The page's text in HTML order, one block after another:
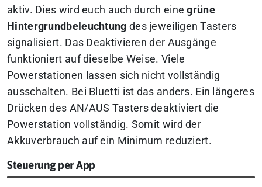
aktiv. Dies wird euch auch durch einegrüne
Hintergrundbeleuchtung des jeweiligen Tasters
signalisiert. Das Deaktivieren der Ausgänge
funktioniert auf dieselbe Weise. Viele
Powerstationen lassen sich nicht vollständig
ausschalten. Bei Bluetti ist das anders. Ein längeres
Drücken des AN/AUS Tasters deaktiviert die
Powerstation vollständig. Somit wird der
Akkuverbrauch auf ein Minimum reduziert.
Steuerung per App